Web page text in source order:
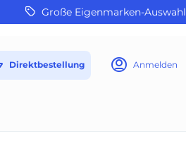
Große Eigenmarken-Auswahl
Direktbestellung Anmelden